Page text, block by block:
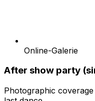
Online-Galerie
After show party
Photographic